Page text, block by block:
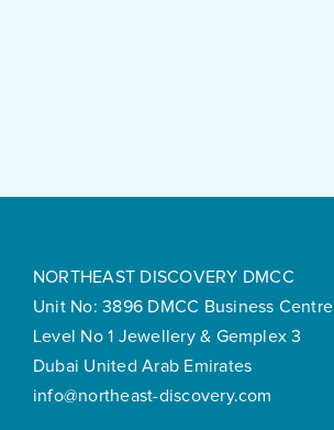
NORTHEAST DISCOVERY DMCC
Unit No: 3896 DMCC Business Centre
Level No 1 Jewellery & Gemplex 3
Dubai United Arab Emirates
info@northeast-discovery.com